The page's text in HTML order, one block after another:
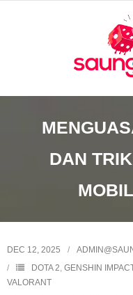
DAN
DEC 12, 2025
DOTA 2, GENSHIN
VALORANT